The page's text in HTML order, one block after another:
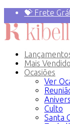
💝 Frete
Primeira
Mais
Ocasiões
Ver
Culto
Santa